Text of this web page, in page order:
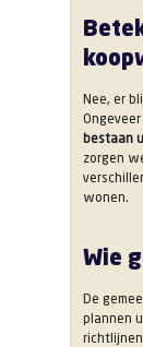
Nee, er
Ongeveer
bestaan
zorgen
wonen.
Wie
De
plannen